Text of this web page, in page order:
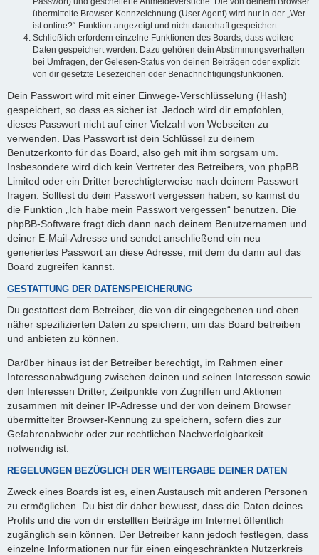
übermittelte Browser-Kennzeichnung (User Agent) wird nur in der „Wer
ist online?“-Funktion angezeigt und nicht dauerhaft gespeichert.
Schließlich erfordern einzelne Funktionen des Boards, dass weitere
Daten gespeichert werden. Dazu gehören dein Abstimmungsverhalten
bei Umfragen, der Gelesen-Status von deinen Beiträgen oder explizit
von dir gesetzte Lesezeichen oder Benachrichtigungsfunktionen.
Dein Passwort wird mit einer Einwege-Verschlüsselung (Hash)
gespeichert, so dass es sicher ist. Jedoch wird dir empfohlen,
dieses Passwort nicht auf einer Vielzahl von Webseiten zu
verwenden. Das Passwort ist dein Schlüssel zu deinem
Benutzerkonto für das Board, also geh mit ihm sorgsam um.
Insbesondere wird dich kein Vertreter des Betreibers, von phpBB
Limited oder ein Dritter berechtigterweise nach deinem Passwort
fragen. Solltest du dein Passwort vergessen haben, so kannst du
die Funktion „Ich habe mein Passwort vergessen“ benutzen. Die
phpBB-Software fragt dich dann nach deinem Benutzernamen und
deiner E-Mail-Adresse und sendet anschließend ein neu
generiertes Passwort an diese Adresse, mit dem du dann auf das
Board zugreifen kannst.
GESTATTUNG DER DATENSPEICHERUNG
Du gestattest dem Betreiber, die von dir eingegebenen und oben
näher spezifizierten Daten zu speichern, um das Board betreiben
und anbieten zu können.
Darüber hinaus ist der Betreiber berechtigt, im Rahmen einer
Interessenabwägung zwischen deinen und seinen Interessen sowie
den Interessen Dritter, Zeitpunkte von Zugriffen und Aktionen
zusammen mit deiner IP-Adresse und der von deinem Browser
übermittelter Browser-Kennung zu speichern, sofern dies zur
Gefahrenabwehr oder zur rechtlichen Nachverfolgbarkeit
notwendig ist.
REGELUNGEN BEZÜGLICH DER WEITERGABE DEINER DATEN
Zweck eines Boards ist es, einen Austausch mit anderen Personen
zu ermöglichen. Du bist dir daher bewusst, dass die Daten deines
Profils und die von dir erstellten Beiträge im Internet öffentlich
zugänglich sein können. Der Betreiber kann jedoch festlegen, dass
einzelne Informationen nur für einen eingeschränkten Nutzerkreis